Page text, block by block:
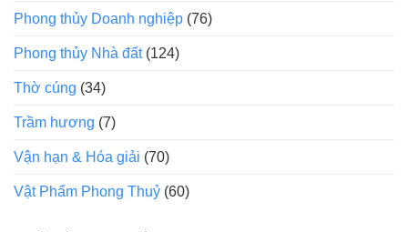
Phong thủy Doanh nghiệp (76)
Phong thủy Nhà đất(124)
Thờ cúng (34)
Trầm hương (7)
Vận hạn & Hóa giải (70)
Vật Phẩm Phong Thuỷ (60)